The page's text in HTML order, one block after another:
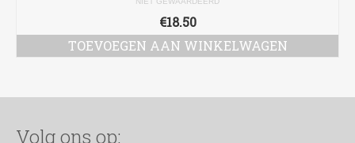
€18.50
TOEVOEGEN AAN WINKELWAGEN
Volg ons op: